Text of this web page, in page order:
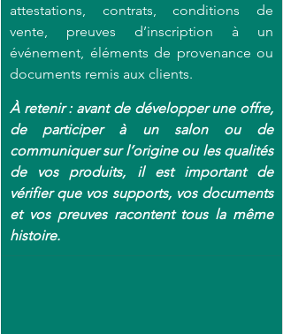
attestations, contrats, conditions de
vente, preuves d’inscription à un
événement, éléments de provenance ou
documents remis aux clients.
À retenir : avant de développer une offre,
de participer à un salon ou de
communiquer sur l’origine ou les qualités
de vos produits, il est important de
vérifier que vos supports, vos documents
et vos preuves racontent tous la même
histoire.